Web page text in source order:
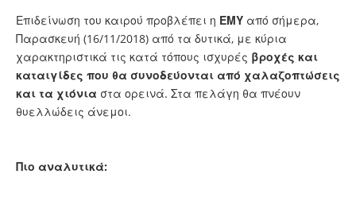
Επιδείνωση του καιρού προβλέπει η ΕΜΥ από σήμερα,
Παρασκευή (16/11/2018) από τα δυτικά, με κύρια
χαρακτηριστικά τις κατά τόπους ισχυρές βροχές και
καταιγίδες που θα συνοδεύονται από χαλαζοπτώσεις
και τα χιόνια στα ορεινά. Στα πελάγη θα πνέουν
θυελλώδεις άνεμοι.
Πιο αναλυτικά: